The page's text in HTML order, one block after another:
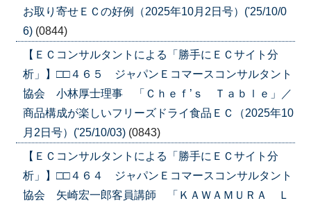
お取り寄せＥＣの好例（2025年10月2日号）('25/10/0
6) (0844)
【ＥＣコンサルタントによる「勝手にＥＣサイト分
析」】□□４６５ ジャパンＥコマースコンサルタント
協会 小林厚士理事 「Ｃｈｅｆ’ｓ Ｔａｂｌｅ」／
商品構成が楽しいフリーズドライ食品ＥＣ（2025年10
月2日号）('25/10/03) (0843)
【ＥＣコンサルタントによる「勝手にＥＣサイト分
析」】□□４６４ ジャパンＥコマースコンサルタント
協会 矢崎宏一郎客員講師 「ＫＡＷＡＭＵＲＡ Ｌ